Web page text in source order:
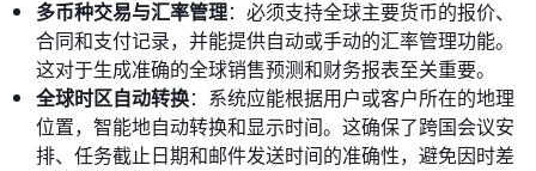
多币种交易与汇率管理：必须支持全球主要货币的报价、
合同和支付记录，并能提供自动或手动的汇率管理功能。
这对于生成准确的全球销售预测和财务报表至关重要。
全球时区自动转换：系统应能根据用户或客户所在的地理
位置，智能地自动转换和显示时间。这确保了跨国会议安
排、任务截止日期和邮件发送时间的准确性，避免因时差